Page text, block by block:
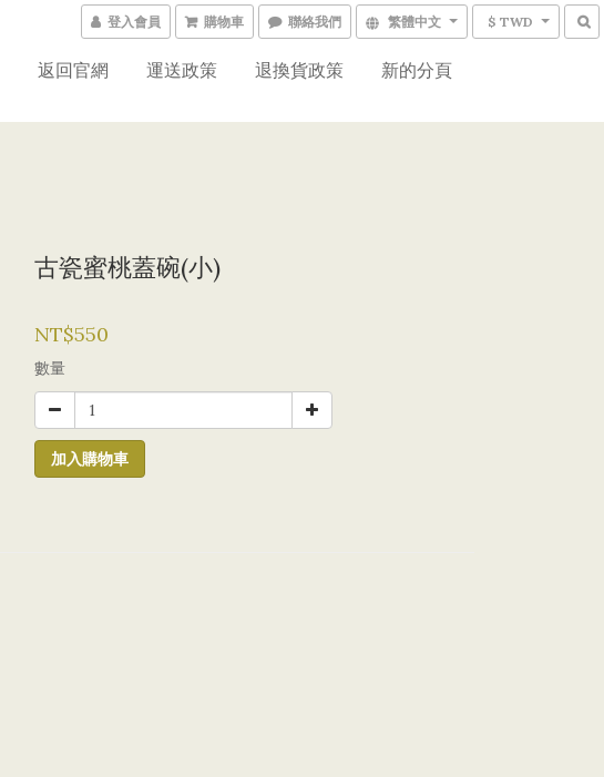
登入會員 購物車 聯絡我們 繁體中文 $ TWD
返回官網 運送政策 退換貨政策 新的分頁
古瓷蜜桃蓋碗(小)
NT$550
數量
加入購物車